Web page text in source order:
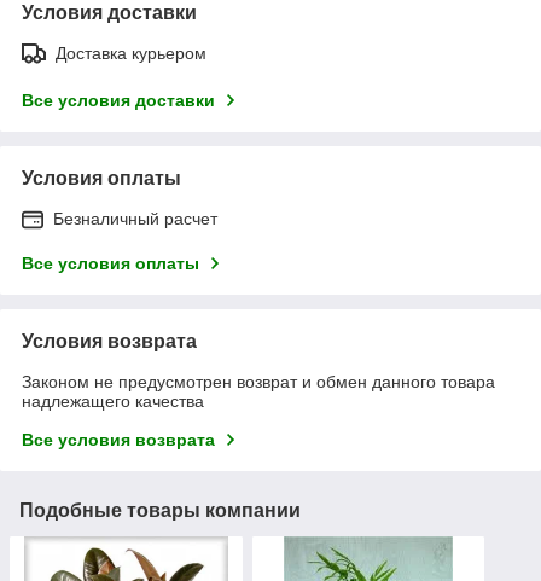
Условия доставки
Доставка курьером
Все условия доставки
Условия оплаты
Безналичный расчет
Все условия оплаты
Условия возврата
Законом не предусмотрен возврат и обмен данного товара
надлежащего качества
Все условия возврата
Подобные товары компании